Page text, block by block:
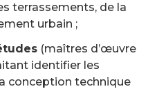
terrassements, de la
urbain ;
(maîtres d’œuvre
identifier les
conception technique